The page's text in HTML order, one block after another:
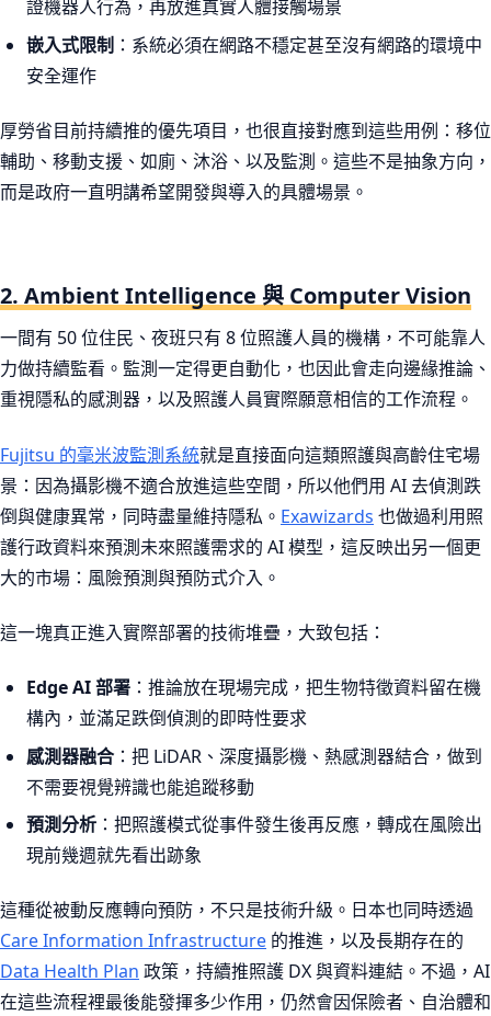
證機器人行為，再放進真實人體接觸場景
嵌入式限制 ：系統必須在網路不穩定甚至沒有網路的環境中
安全運作
厚勞省目前持續推的優先項目，也很直接對應到這些用例：移位
輔助、移動支援、如廁、沐浴、以及監測。這些不是抽象方向，
而是政府一直明講希望開發與導入的具體場景。
2. Ambient Intelligence 與 Computer Vision
一間有 50 位住民、夜班只有 8 位照護人員的機構，不可能靠人
力做持續監看。監測一定得更自動化，也因此會走向邊緣推論、
重視隱私的感測器，以及照護人員實際願意相信的工作流程。
Fujitsu 的毫米波監測系統就是直接面向這類照護與高齡住宅場
景：因為攝影機不適合放進這些空間，所以他們用 AI 去偵測跌
倒與健康異常，同時盡量維持隱私。 Exawizards 也做過利用照
護行政資料來預測未來照護需求的 AI 模型，這反映出另一個更
大的市場：風險預測與預防式介入。
這一塊真正進入實際部署的技術堆疊，大致包括：
Edge AI 部署 ：推論放在現場完成，把生物特徵資料留在機
構內，並滿足跌倒偵測的即時性要求
感測器融合 ：把 LiDAR、深度攝影機、熱感測器結合，做到
不需要視覺辨識也能追蹤移動
預測分析 ：把照護模式從事件發生後再反應，轉成在風險出
現前幾週就先看出跡象
這種從被動反應轉向預防，不只是技術升級。日本也同時透過
Care Information Infrastructure 的推進，以及長期存在的
Data Health Plan 政策，持續推照護 DX 與資料連結。不過，AI
在這些流程裡最後能發揮多少作用，仍然會因保險者、自治體和